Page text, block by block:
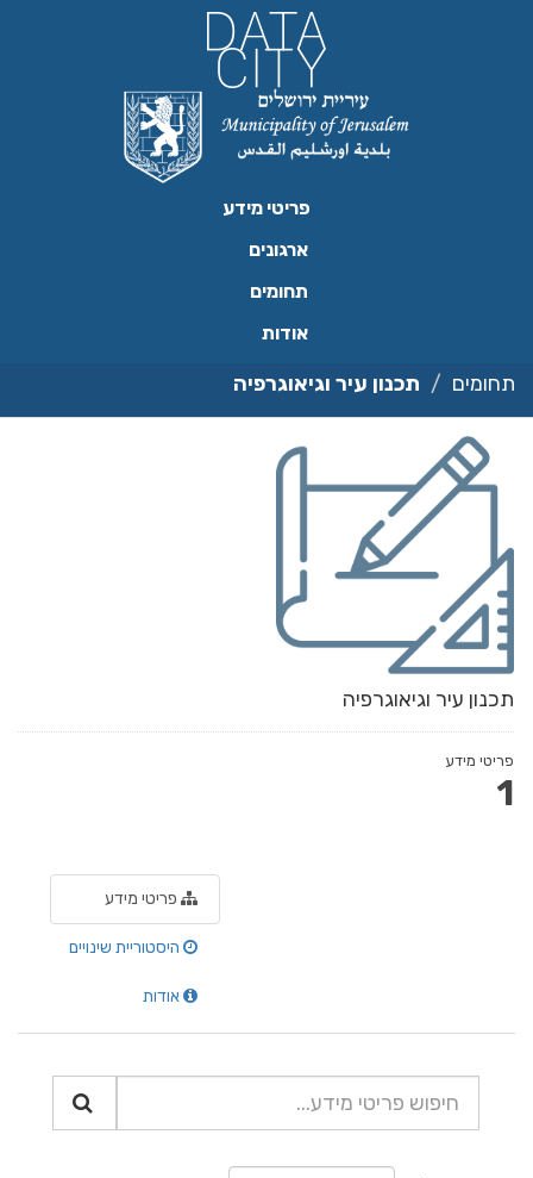
פריטי מידע
ארגונים
תחומים
אודות
תחומים תכנון עיר וגיאוגרפיה
תכנון עיר וגיאוגרפיה
פריטי מידע
1
פריטי מידע
היסטוריית שינויים
אודות